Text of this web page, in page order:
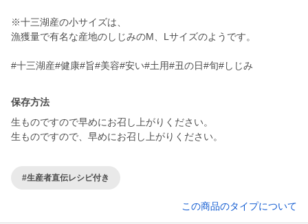
※十三湖産の小サイズは、
漁獲量で有名な産地のしじみのM、Lサイズのようです。
#十三湖産#健康#旨#美容#安い#土用#丑の日#旬#しじみ
保存方法
生ものですので早めにお召し上がりください。
生ものですので、早めにお召し上がりください。
#生産者直伝レシピ付き
この商品のタイプについて